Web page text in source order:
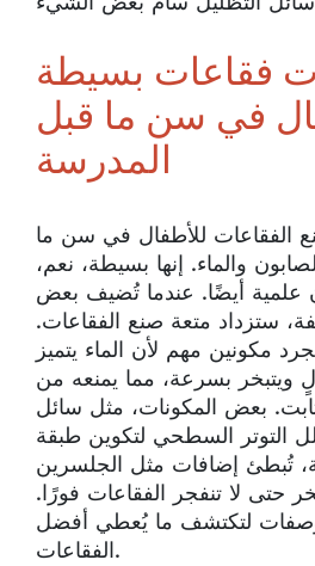
فقاعات بسيطة
في سن ما قبل
المدرسة
الفقاعات للأطفال في سن ما
والماء. إنها بسيطة، نعم،
علمية أيضًا. عندما تُضيف بعض
ستزداد متعة صنع الفقاعات.
مكونين مهم لأن الماء يتميز
ويتبخر بسرعة، مما يمنعه من
بعض المكونات، مثل سائل
التوتر السطحي لتكوين طبقة
تُبطئ إضافات مثل الجلسرين
حتى لا تنفجر الفقاعات فورًا.
لتكتشف ما يُعطي أفضل
الفقاعات.